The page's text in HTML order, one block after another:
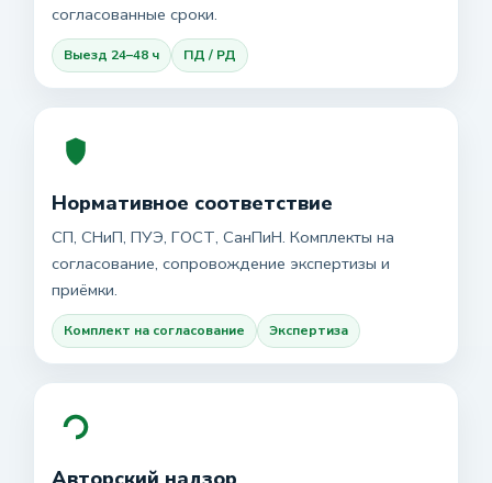
согласованные сроки.
Выезд 24–48 ч ПД / РД
Нормативное соответствие
СП, СНиП, ПУЭ, ГОСТ, СанПиН. Комплекты на
согласование, сопровождение экспертизы и
приёмки.
Комплект на согласование Экспертиза